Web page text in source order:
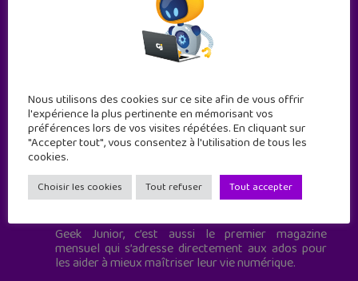
Geek Junior est le premier site de culture numérique
à destination des adolescents.
Geek Junior, c’est aussi le premier magazine
mensuel qui s’adresse directement aux ados pour
les aider à mieux maîtriser leur vie numérique.
Nous utilisons des cookies sur ce site afin de vous offrir
l'expérience la plus pertinente en mémorisant vos
préférences lors de vos visites répétées. En cliquant sur
"Accepter tout", vous consentez à l'utilisation de tous les
cookies.
Choisir les cookies Tout refuser Tout accepter